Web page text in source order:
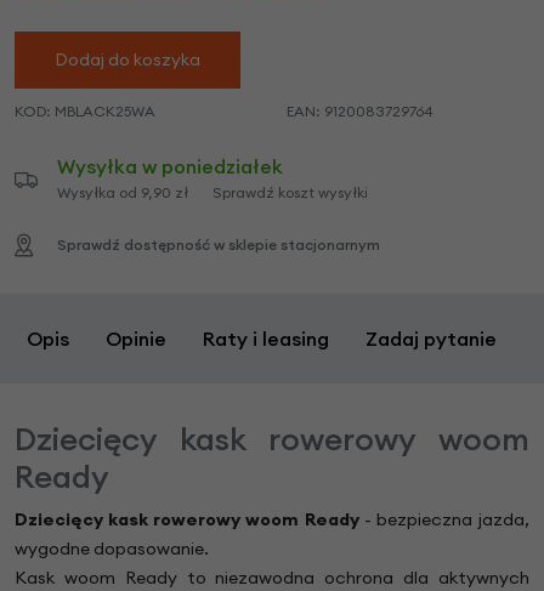
Dodaj do koszyka
KOD: MBLACK25WA EAN: 9120083729764
Wysyłka w poniedziałek
Wysyłka od 9,90 zł Sprawdź koszt wysyłki
Sprawdź dostępność w sklepie stacjonarnym
Opis Opinie Raty i leasing Zadaj pytanie
Dziecięcy kask rowerowy woom
Ready
Dziecięcy kask rowerowy woom Ready- bezpieczna jazda,
wygodne dopasowanie.
Kask woom Ready to niezawodna ochrona dla aktywnych